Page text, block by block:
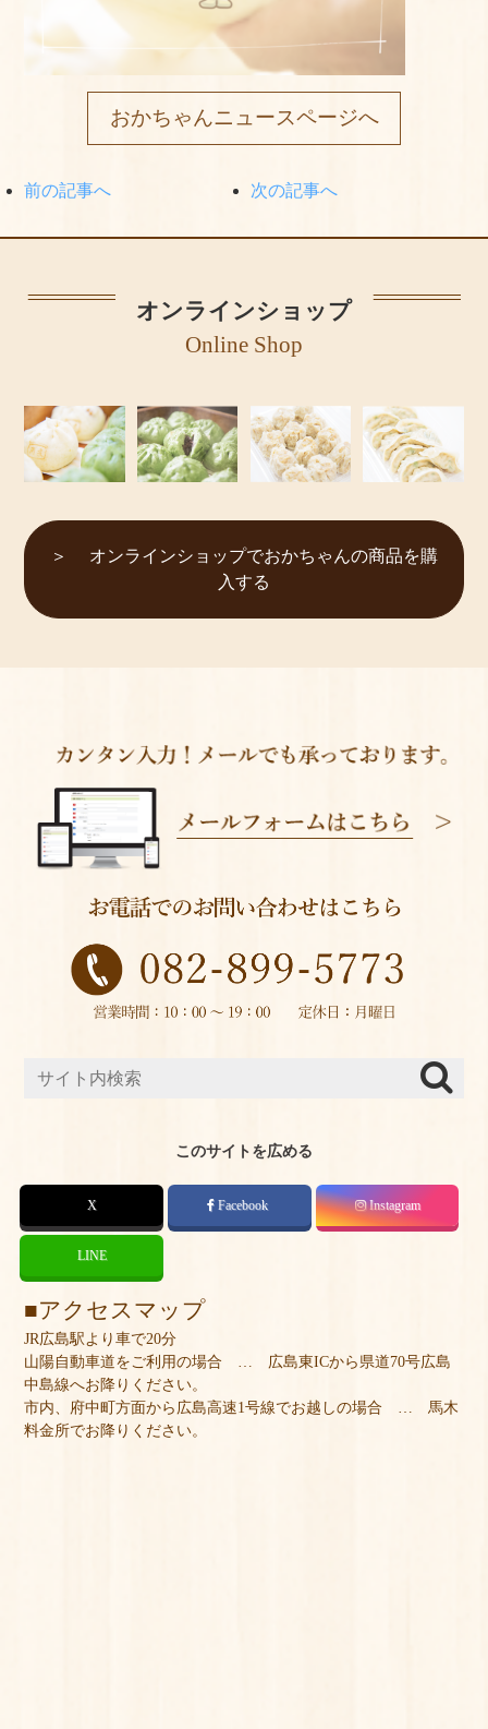
おかちゃんニュースページへ
前の記事へ 次の記事へ
オンラインショップ
Online Shop
オンラインショップでおかちゃんの商品を購
入する
このサイトを広める
X Facebook Instagram
LINE
アクセスマップ
JR広島駅より車で20分
山陽自動車道をご利用の場合 … 広島東ICから県道70号広島
中島線へお降りください。
市内、府中町方面から広島高速1号線でお越しの場合 … 馬木
料金所でお降りください。